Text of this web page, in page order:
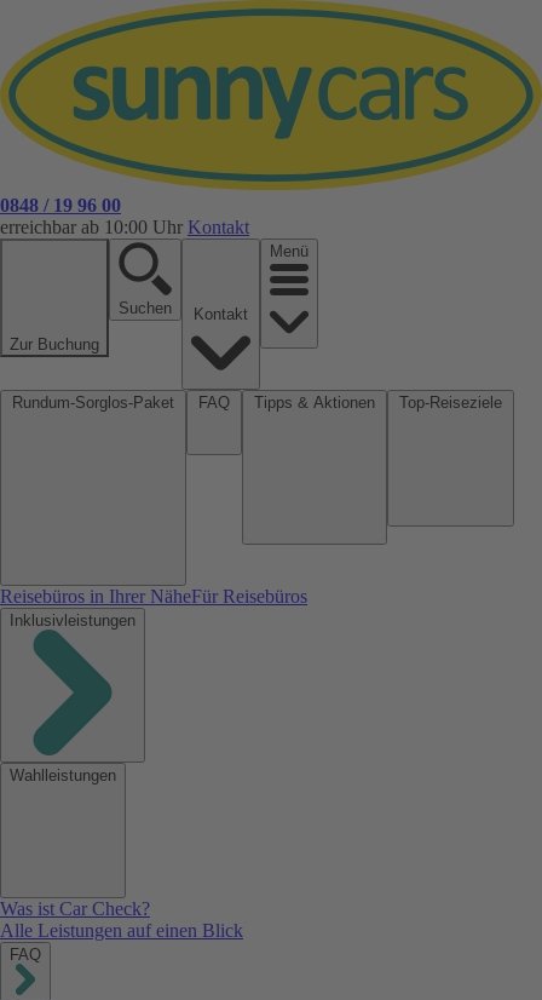
0848 / 19 96 00
erreichbar ab 10:00 Uhr Kontakt
Zur Buchung
Suchen
Menü
Reisebüros in Ihrer NäheFür Reisebüros
Inklusivleistungen
Wahlleistungen
Was ist Car Check?
Alle Leistungen auf einen Blick
FAQ